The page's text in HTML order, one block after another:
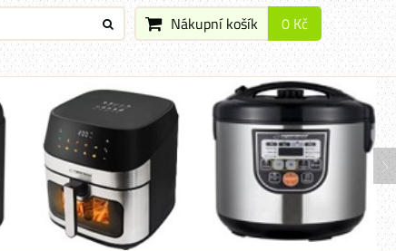
Nákupní košík 0 Kč